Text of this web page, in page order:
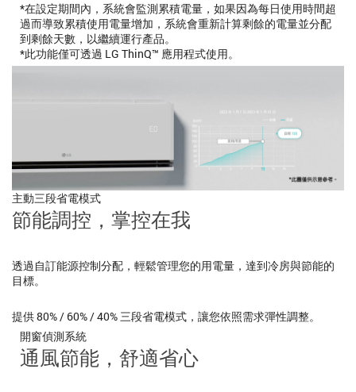
*在設定期間內，系統會監測累積電量，如果因為每日使用時間超
過而導致累積使用電量增加，系統會重新計算剩餘的電量並分配
到剩餘天數，以繼續運行產品。
*此功能僅可透過 LG ThinQ™ 應用程式使用。
主動三段省電模式
節能調控，掌控在我
透過自訂能源控制分配，輕鬆管理您的用電量，達到冷房與節能的
目標。
提供 80% / 60% / 40% 三段省電模式，讓您依照需求彈性調整。
開窗偵測系統
通風節能，舒適省心